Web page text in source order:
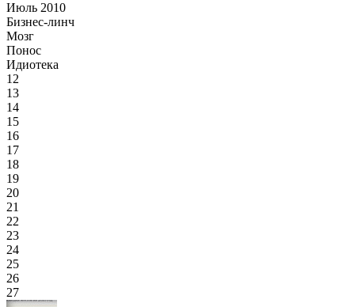
Июль 2010
Бизнес-линч
Мозг
Понос
Идиотека
12
13
14
15
16
17
18
19
20
21
22
23
24
25
26
27